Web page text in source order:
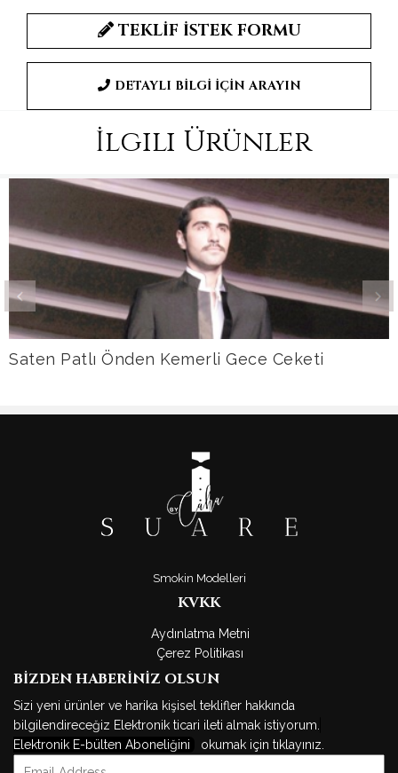
TEKLİF İSTEK FORMU
DETAYLI BİLGİ İÇİN ARAYIN
İlgili Ürünler
Saten Patlı Önden Kemerli Gece Ceketi
Smokin Modelleri
KVKK
Aydınlatma Metni
Çerez Politikası
BİZDEN HABERİNİZ OLSUN
Sizi yeni ürünler ve harika kişisel teklifler hakkında
bilgilendireceğiz Elektronik ticari ileti almak istiyorum.
Elektronik E-bülten Aboneliğini
okumak için tıklayınız.